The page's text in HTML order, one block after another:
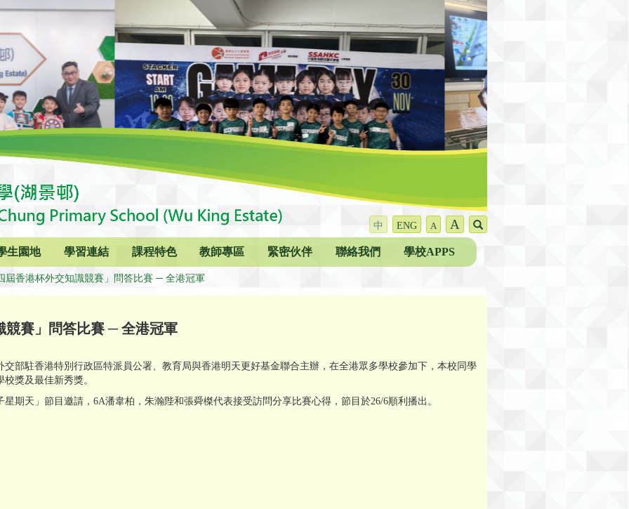
中 ENG A A
生園地 學習連結 課程特色 教師專區 緊密伙伴 聯絡我們 學校APPS
屆香港杯外交知識競賽」問答比賽 ─ 全港冠軍
競賽」問答比賽 ─ 全港冠軍
部駐香港特別行政區特派員公署、教育局與香港明天更好基金聯合主辦，在全港眾多學校參加下，本校同學
獎及最佳新秀獎。
期天」節目邀請，6A潘韋柏，朱瀚陛和張舜榤代表接受訪問分享比賽心得，節目於26/6順利播出。